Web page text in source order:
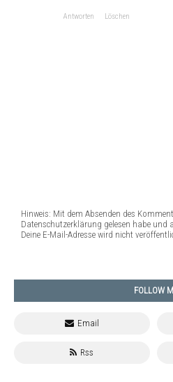
Antworten Löschen
Hinweis: Mit dem Absenden des
Datenschutzerklärung gelesen habe und
Deine E-Mail-Adresse wird nicht
FOLLOW